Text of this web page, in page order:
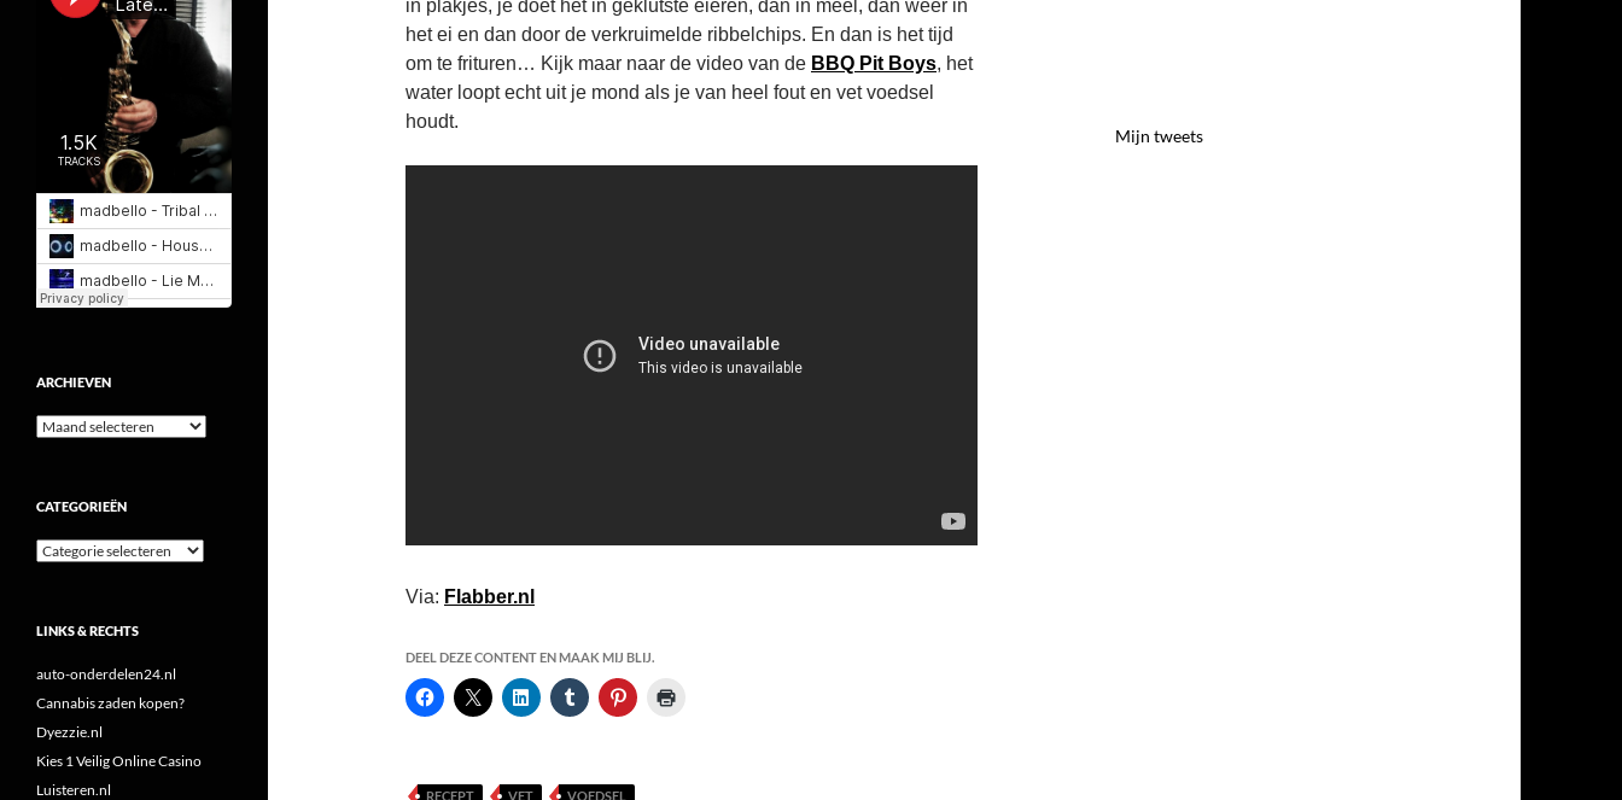
in plakjes, je doet het in geklutste eieren, dan in meel, dan weer in
het ei en dan door de verkruimelde ribbelchips. En dan is het tijd
om te frituren… Kijk maar naar de video van de BBQ Pit Boys, het
water loopt echt uit je mond als je van heel fout en vet voedsel
houdt.
Via: Flabber.nl
DEEL DEZE CONTENT EN MAAK MIJ BLIJ.
RECEPT VET VOEDSEL
Mijn tweets
ARCHIEVEN
Archieven
CATEGORIEËN
Categorieën
LINKS & RECHTS
auto-onderdelen24.nl
Cannabis zaden kopen?
Dyezzie.nl
Kies 1 Veilig Online Casino
Luisteren.nl